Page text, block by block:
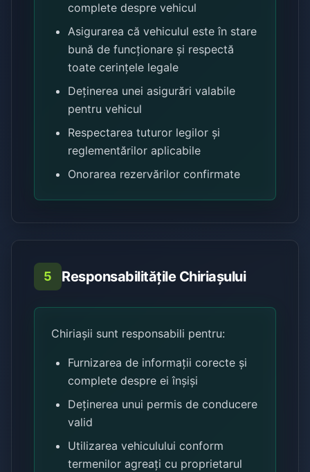
complete despre vehicul
Asigurarea că vehiculul este în stare
bună de funcționare și respectă
toate cerințele legale
Deținerea unei asigurări valabile
pentru vehicul
Respectarea tuturor legilor și
reglementărilor aplicabile
Onorarea rezervărilor confirmate
5 Responsabilitățile Chiriașului
Chiriașii sunt responsabili pentru:
Furnizarea de informații corecte și
complete despre ei înșiși
Deținerea unui permis de conducere
valid
Utilizarea vehiculului conform
termenilor agreați cu proprietarul